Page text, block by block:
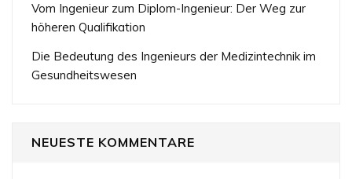
Vom Ingenieur zum Diplom-Ingenieur: Der Weg zur
höheren Qualifikation
Die Bedeutung des Ingenieurs der Medizintechnik im
Gesundheitswesen
NEUESTE KOMMENTARE